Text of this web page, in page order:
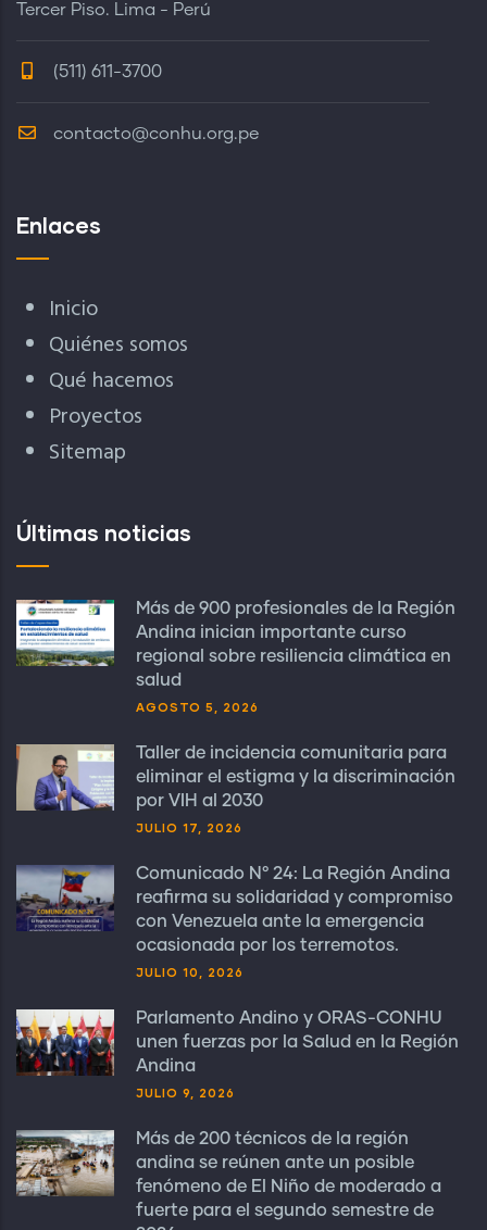
Tercer Piso. Lima - Perú
(511) 611-3700
contacto@conhu.org.pe
Enlaces
Inicio
Quiénes somos
Qué hacemos
Proyectos
Sitemap
Últimas noticias
Más de 900 profesionales de la Región
Andina inician importante curso
regional sobre resiliencia climática en
salud
AGOSTO 5, 2026
Taller de incidencia comunitaria para
eliminar el estigma y la discriminación
por VIH al 2030
JULIO 17, 2026
Comunicado N° 24: La Región Andina
reafirma su solidaridad y compromiso
con Venezuela ante la emergencia
ocasionada por los terremotos.
JULIO 10, 2026
Parlamento Andino y ORAS-CONHU
unen fuerzas por la Salud en la Región
Andina
JULIO 9, 2026
Más de 200 técnicos de la región
andina se reúnen ante un posible
fenómeno de El Niño de moderado a
fuerte para el segundo semestre de